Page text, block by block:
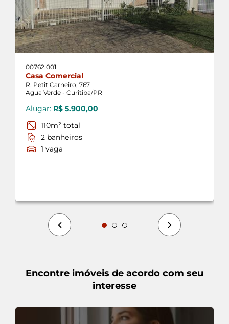
Novo Mundo
Portao
Reboucas
Sitio Cercado
Vila Izabel
Vista Alegre
Quatro Barras
Borda Do Campo
00762.001
Casa Comercial
R. Petit Carneiro, 767
Agua Verde - Curitiba/PR
Alugar: R$ 5.900,00
110m² total
2 banheiros
1 vaga
Encontre imóveis de acordo com seu
interesse